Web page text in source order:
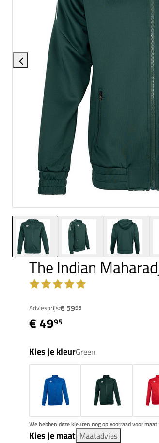
The Indian
Adviesprijs:€ 5995
€ 4995
Kies je kleurGreen
We hebben deze kleuren nog op voorraad voor maat
Kies je maat Maatadvies